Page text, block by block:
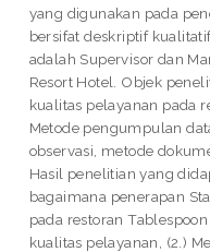
yang digunakan pada
bersifat deskriptif
adalah Supervisor dan
Resort Hotel. Objek
kualitas pelayanan pada
Metode pengumpulan
observasi, metode
Hasil penelitian yang
bagaimana penerapan
pada restoran
kualitas pelayanan, (2.)